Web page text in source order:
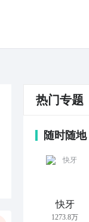
热门专题
随时随
快牙
1273.8万